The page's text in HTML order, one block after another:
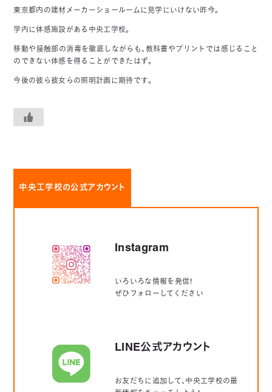
東京都内の建材メーカーショールームに見学にいけない昨今。
学内に体感施設がある中央工学校。
移動や接触部の消毒を徹底しながらも、教科書やプリントでは感じること
のできない体感を得ることができたはず。
今後の彼ら彼女らの照明計画に期待です。
中央工学校の公式アカウント
Instagram
いろいろな情報を発信！
ぜひフォローしてください
LINE公式アカウント
お友だちに追加して、中央工学校の最